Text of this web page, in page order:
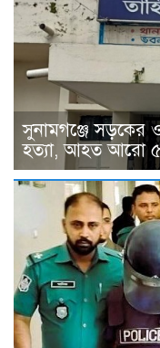
সুনামগঞ্জে সড়কের
হত্যা, আহত আরো